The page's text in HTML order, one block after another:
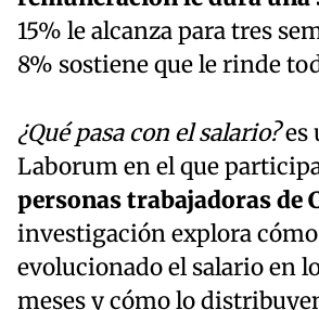
15% le alcanza para tres
8% sostiene que le rinde
¿Qué pasa con el salario?es
Laborum en el que
personas trabajadoras de
investigación explora
evolucionado el salario en
meses y cómo lo